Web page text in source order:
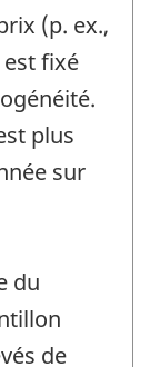
(p. ex.,
fixé
plus
sur
du
de